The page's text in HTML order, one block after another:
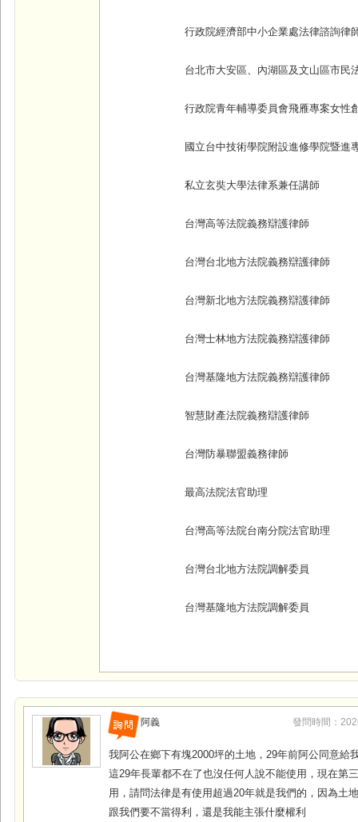
行政院經濟部中小企業處法律諮詢律
台北市大安區、內湖區及文山區市民
行政院青年輔導委員會飛雁專案女性
國立台中技術學院附設進修學院暨進
私立玄奘大學法律系兼任講師
台灣高等法院義務辯護律師
台灣台北地方法院義務辯護律師
台灣新北地方法院義務辯護律師
台灣士林地方法院義務辯護律師
台灣基隆地方法院義務辯護律師
智慧財產法院義務辯護律師
台灣防暴聯盟義務律師
最高法院法官助理
台灣高等法院台南分院法官助理
台灣台北地方法院調解委員
台灣基隆地方法院調解委員
阿義 發問時間：
我阿公在鄉下有塊2000坪的土地，29年前阿公同意給
這29年長輩都不在了也沒任何人說不能使用，現在第
用，請問法律是有使用超過20年就是我們的，因為土
跟我們要不當得利，還是我能主張什麼權利